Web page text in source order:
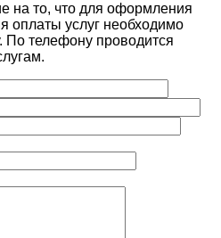
то, что для оформления
оплаты услуг необходимо
По телефону проводится